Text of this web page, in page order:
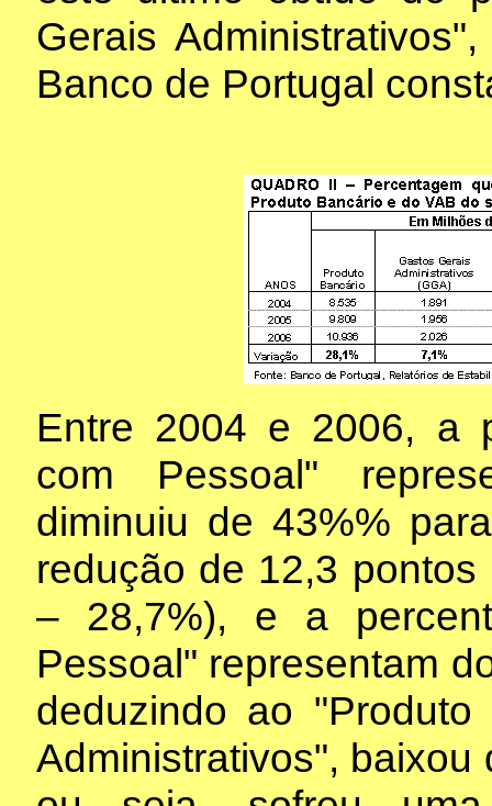
Gerais
Banco de Portugal
Entre 2004 e 2006, a
com Pessoal"
diminuiu de 43%%
redução de 12,3
– 28,7%), e a
Pessoal" representam
deduzindo ao
Administrativos",